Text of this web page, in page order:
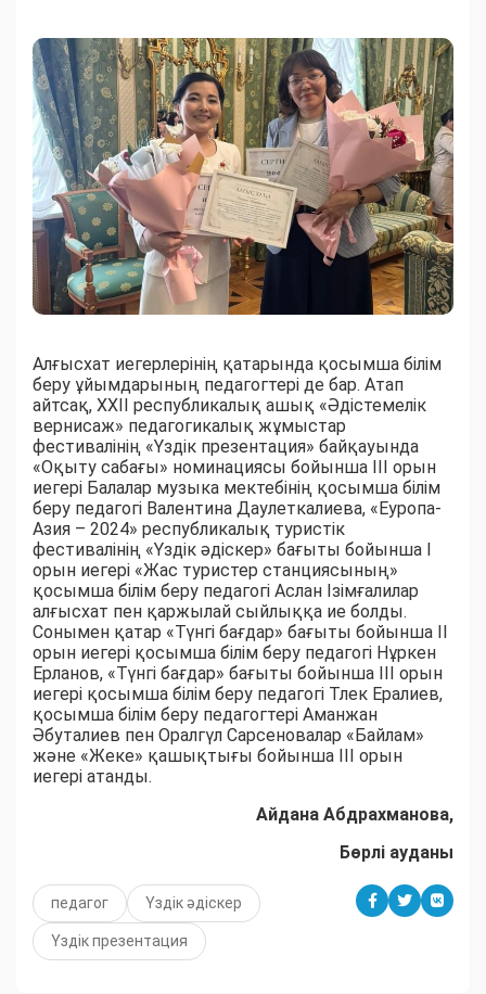
Алғысхат иегерлерінің қатарында қосымша білім
беру ұйымдарының педагогтері де бар. Атап
айтсақ, ХХІІ республикалық ашық «Әдістемелік
вернисаж» педагогикалық жұмыстар
фестивалінің «Үздік презентация» байқауында
«Оқыту сабағы» номинациясы бойынша ІІІ орын
иегері Балалар музыка мектебінің қосымша білім
беру педагогі Валентина Даулеткалиева, «Еуропа-
Азия – 2024» республикалық туристік
фестивалінің «Үздік әдіскер» бағыты бойынша І
орын иегері «Жас туристер станциясының»
қосымша білім беру педагогі Аслан Ізімғалилар
алғысхат пен қаржылай сыйлыққа ие болды.
Сонымен қатар «Түнгі бағдар» бағыты бойынша ІІ
орын иегері қосымша білім беру педагогі Нұркен
Ерланов, «Түнгі бағдар» бағыты бойынша ІІІ орын
иегері қосымша білім беру педагогі Тлек Ералиев,
қосымша білім беру педагогтері Аманжан
Әбуталиев пен Оралгүл Сарсеновалар «Байлам»
және «Жеке» қашықтығы бойынша ІІІ орын
иегері атанды.
Айдана Абдрахманова,
Бөрлі ауданы
педагог Үздік әдіскер
Үздік презентация